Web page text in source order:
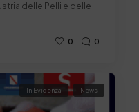
delle Pelli e delle
0 0
In Evidenza News